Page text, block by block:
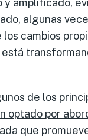
y amplificado,
algunas
los cambios
de los
optado por
que